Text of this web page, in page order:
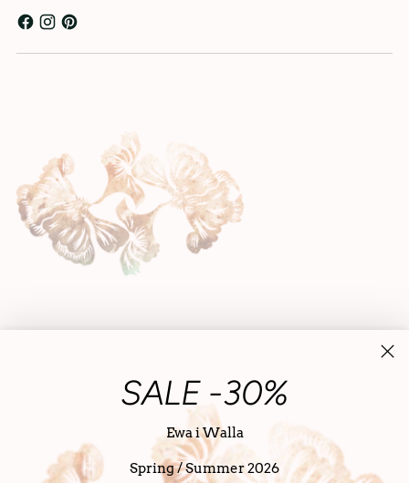
SALE -30%
Ewa i Walla
Spring / Summer 2026